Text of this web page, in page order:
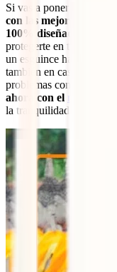
Si vas a poner rumbo al
con las mejores
100% diseñado para
protegerte en temas de
un esguince hasta una
también en casos como
problemas con tus
ahora con el
mejor
la tranquilidad que